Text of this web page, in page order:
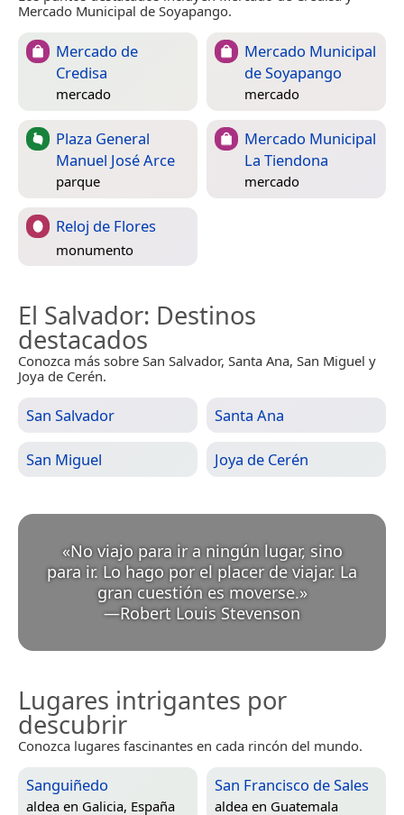
Mercado Municipal de Soyapango.
Mercado de
Credisa
mercado
Mercado Municipal
de Soyapango
mercado
Plaza General
Manuel José Arce
parque
Mercado Municipal
La Tiendona
mercado
Reloj de Flores
monumento
El Salvador: Destinos
destacados
Conozca más sobre San Salvador, Santa Ana, San Miguel y
Joya de Cerén.
San Salvador Santa Ana
San Miguel Joya de Cerén
«No viajo para ir a ningún lugar, sino
para ir. Lo hago por el placer de viajar. La
gran cuestión es moverse. »
—Robert Louis Stevenson
Lugares intrigantes por
descubrir
Conozca lugares fascinantes en cada rincón del mundo.
Sanguiñedo
aldea en Galicia, España
San Francisco de Sales
aldea en Guatemala